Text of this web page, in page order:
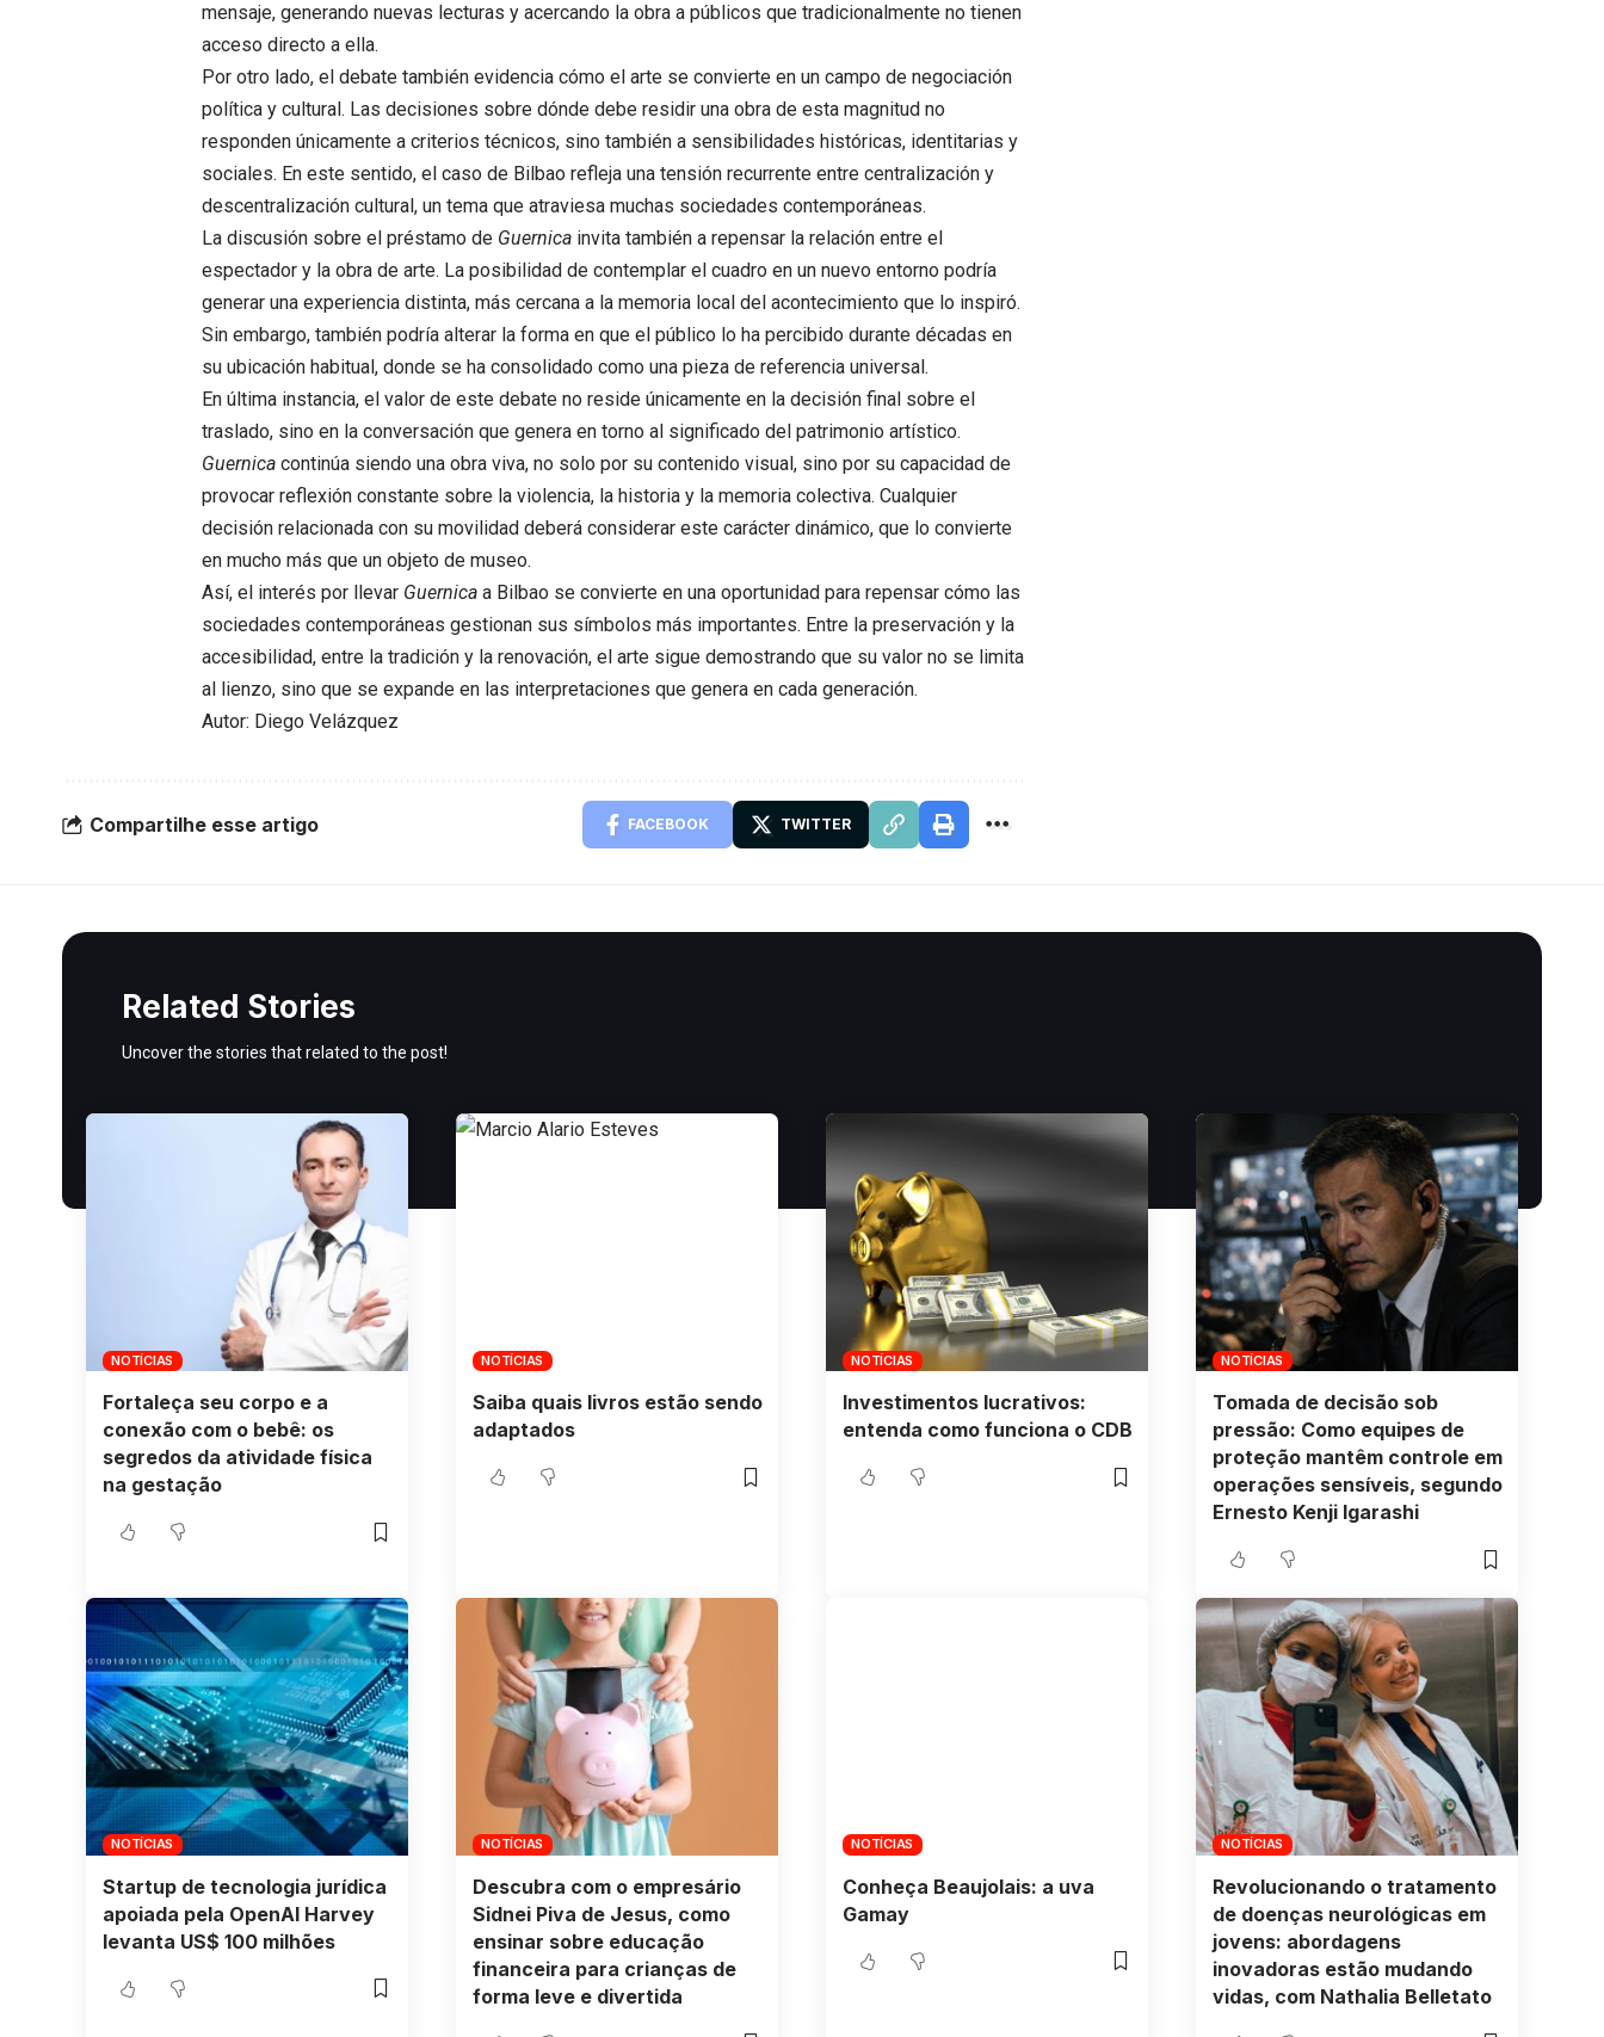
mensaje, generando nuevas lecturas y acercando la obra a públicos que tradicionalmente no tienen
acceso directo a ella.
Por otro lado, el debate también evidencia cómo el arte se convierte en un campo de negociación
política y cultural. Las decisiones sobre dónde debe residir una obra de esta magnitud no
responden únicamente a criterios técnicos, sino también a sensibilidades históricas, identitarias y
sociales. En este sentido, el caso de Bilbao refleja una tensión recurrente entre centralización y
descentralización cultural, un tema que atraviesa muchas sociedades contemporáneas.
La discusión sobre el préstamo de Guernica invita también a repensar la relación entre el
espectador y la obra de arte. La posibilidad de contemplar el cuadro en un nuevo entorno podría
generar una experiencia distinta, más cercana a la memoria local del acontecimiento que lo inspiró.
Sin embargo, también podría alterar la forma en que el público lo ha percibido durante décadas en
su ubicación habitual, donde se ha consolidado como una pieza de referencia universal.
En última instancia, el valor de este debate no reside únicamente en la decisión final sobre el
traslado, sino en la conversación que genera en torno al significado del patrimonio artístico.
Guernica continúa siendo una obra viva, no solo por su contenido visual, sino por su capacidad de
provocar reflexión constante sobre la violencia, la historia y la memoria colectiva. Cualquier
decisión relacionada con su movilidad deberá considerar este carácter dinámico, que lo convierte
en mucho más que un objeto de museo.
Así, el interés por llevar Guernica a Bilbao se convierte en una oportunidad para repensar cómo las
sociedades contemporáneas gestionan sus símbolos más importantes. Entre la preservación y la
accesibilidad, entre la tradición y la renovación, el arte sigue demostrando que su valor no se limita
al lienzo, sino que se expande en las interpretaciones que genera en cada generación.
Autor: Diego Velázquez
Compartilhe esse artigo FACEBOOK TWITTER
Related Stories
Uncover the stories that related to the post!
NOTÍCIAS
Fortaleça seu corpo e a
conexão com o bebê: os
segredos da atividade física
na gestação
NOTÍCIAS
Saiba quais livros estão sendo
adaptados
NOTÍCIAS
Investimentos lucrativos:
entenda como funciona o CDB
NOTÍCIAS
Tomada de decisão sob
pressão: Como equipes de
proteção mantêm controle em
operações sensíveis, segundo
Ernesto Kenji Igarashi
NOTÍCIAS
Startup de tecnologia jurídica
apoiada pela OpenAI Harvey
levanta US$ 100 milhões
NOTÍCIAS
Descubra com o empresário
Sidnei Piva de Jesus, como
ensinar sobre educação
financeira para crianças de
forma leve e divertida
NOTÍCIAS
Conheça Beaujolais: a uva
Gamay
NOTÍCIAS
Revolucionando o tratamento
de doenças neurológicas em
jovens: abordagens
inovadoras estão mudando
vidas, com Nathalia Belletato